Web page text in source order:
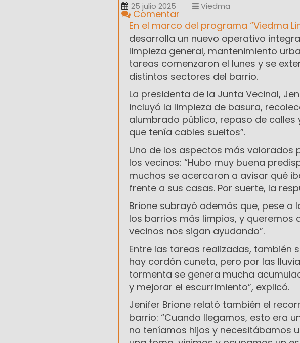
25 julio 2025 Viedma
Comentar
En el marco del programa “Viedma
desarrolla un nuevo operativo
limpieza general, mantenimiento
tareas comenzaron el lunes y se
distintos sectores del barrio.
La presidenta de la Junta Vecinal,
incluyó la limpieza de basura,
alumbrado público, repaso de
que tenía cables sueltos”.
Uno de los aspectos más valorados
los vecinos: “Hubo muy buena
muchos se acercaron a avisar qué
frente a sus casas. Por suerte, la
Brione subrayó además que, pese a
los barrios más limpios, y queremos
vecinos nos sigan ayudando”.
Entre las tareas realizadas, también
hay cordón cuneta, pero por las
tormenta se genera mucha
y mejorar el escurrimiento”, explicó.
Jenifer Brione relató también el
barrio: “Cuando llegamos, esto era
no teníamos hijos y necesitábamos